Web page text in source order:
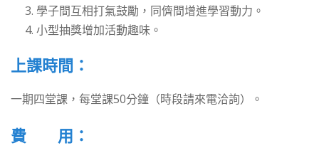
學子間互相打氣鼓勵，同儕間增進學習動力。
小型抽獎增加活動趣味。
上課時間：
一期四堂課，每堂課50分鐘（時段請來電洽詢）。
費 用：